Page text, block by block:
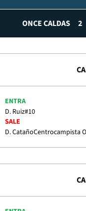
ONCE CALDAS 2
ENTRA
D. Ruiz#10
SALE
D. CatañoCentrocampista